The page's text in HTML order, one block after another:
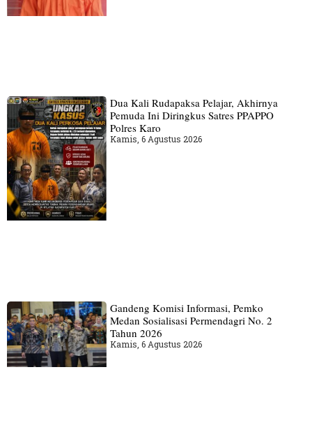
Dua Kali Rudapaksa Pelajar, Akhirnya
Pemuda Ini Diringkus Satres PPAPPO
Polres Karo
Kamis, 6 Agustus 2026
Gandeng Komisi Informasi, Pemko
Medan Sosialisasi Permendagri No. 2
Tahun 2026
Kamis, 6 Agustus 2026